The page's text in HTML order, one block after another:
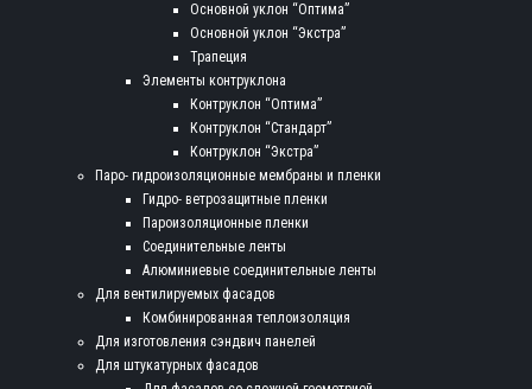
Основной уклон “Оптима”
Основной уклон “Экстра”
Трапеция
Элементы контруклона
Контруклон “Оптима”
Контруклон “Стандарт”
Контруклон “Экстра”
Паро- гидроизоляционные мембраны и пленки
Гидро- ветрозащитные пленки
Пароизоляционные пленки
Соединительные ленты
Алюминиевые соединительные ленты
Для вентилируемых фасадов
Комбинированная теплоизоляция
Для изготовления сэндвич панелей
Для штукатурных фасадов